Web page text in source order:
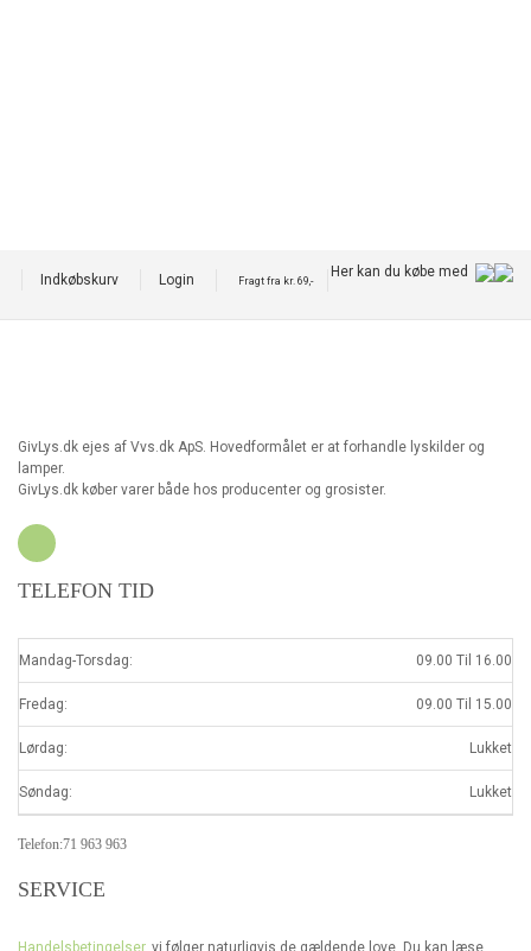
Indkøbskurv Login Fragt fra kr. 69,-
Her kan du købe med
GivLys.dk ejes af Vvs.dk ApS. Hovedformålet er at forhandle lyskilder og
lamper.
GivLys.dk køber varer både hos producenter og grosister.
TELEFON TID
Mandag-Torsdag: 09.00 Til 16.00
Fredag: 09.00 Til 15.00
Lørdag: Lukket
Søndag: Lukket
Telefon:71 963 963
SERVICE
Handelsbetingelser, vi følger naturligvis de gældende love. Du kan læse